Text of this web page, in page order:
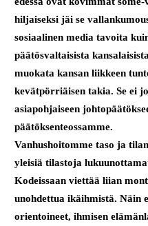
hiljaiseksi jäi se
sosiaalinen media tavoita
päätösvaltaisista
muokata kansan liikkeen
kevätpörriäisen takia. Se ei
asiapohjaiseen
päätöksenteossamme.
Vanhushoitomme taso ja
yleisiä tilastoja
Kodeissaan viettää liian
unohdettua ikäihmistä. Näin
orientoineet, ihmisen